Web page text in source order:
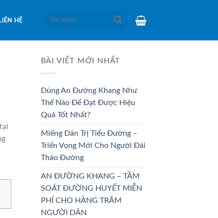
HỆ
Tìm
BÀI VIẾT MỚI NHẤT
Dùng An Đường Khang Như
Thế Nào Để Đạt Được Hiệu
Quả Tốt Nhất?
Miếng Dán Trị Tiểu Đường –
Triển Vọng Mới Cho Người Đái
Tháo Đường
AN ĐƯỜNG KHANG – TẦM
SOÁT ĐƯỜNG HUYẾT MIỄN
PHÍ CHO HÀNG TRĂM
NGƯỜI DÂN